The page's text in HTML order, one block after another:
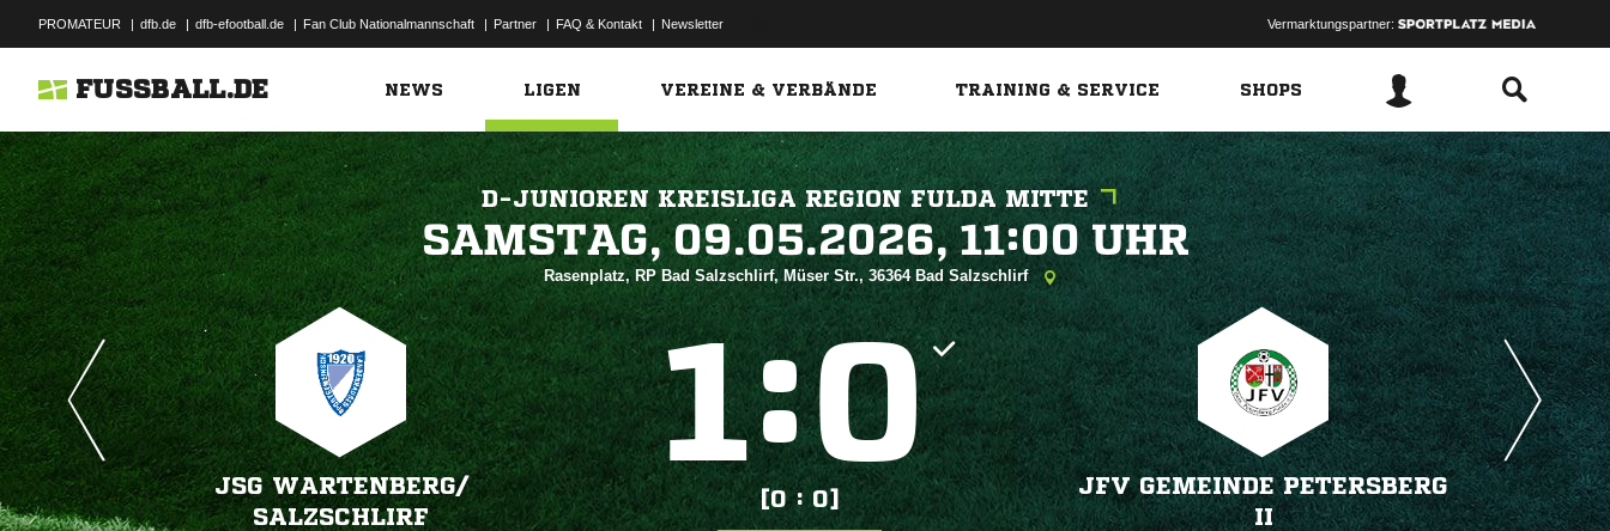
PROMATEUR | dfb.de | dfb-efootball.de | Fan Club Nationalmannschaft | Partner | FAQ & Kontakt | Newsletter Vermarktungspartner:
FUSSBALL.DE NEWS LIGEN VEREINE & VERBÄNDE TRAINING & SERVICE SHOPS
D-JUNIOREN KREISLIGA REGION FULDA MITTE
   
Rasenplatz, RP Bad Salzschlirf, Müser Str., 36364 Bad Salzschlirf
JSG WARTENBERG/​
SALZSCHLIRF
:
[0 : 0]
JFV GEMEINDE PETERSBERG
II